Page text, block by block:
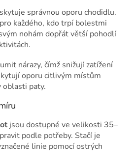
správnou oporu chodidlu.
každého, kdo trpí bolestmi
nohám dopřát větší pohodlí
nárazy, čímž snižují zatížení
oporu citlivým místům
oblasti paty.
jsou dostupné ve velikosti 35–
podle potřeby. Stačí je
linie pomocí ostrých